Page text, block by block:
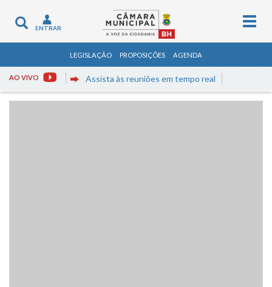
Toggle
navigation
ENTRAR
LEGISLAÇÃO PROPOSIÇÕES AGENDA
AO VIVO Assista às reuniões em tempo real